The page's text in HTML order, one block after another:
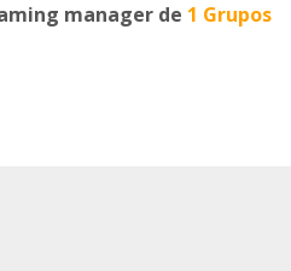
manager de 1 Grupos